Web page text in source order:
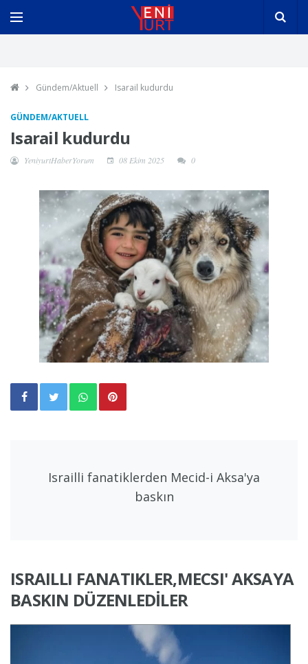
Gündem/Aktuell Isarail kudurdu
GÜNDEM/AKTUELL
Isarail kudurdu
YeniyurtHaberYorum 08 Ekim 2025 0
Israilli fanatiklerden Mecid-i Aksa'ya
baskın
ISRAILLI FANATIKLER,MECSI' AKSAYA
BASKIN DÜZENLEDİLER